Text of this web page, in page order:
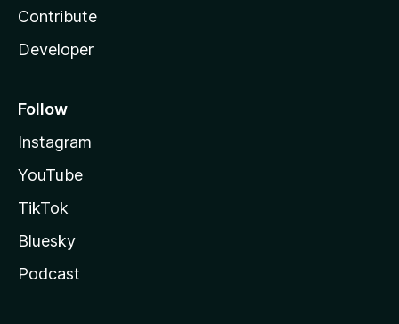
Contribute
Developer
Follow
Instagram
YouTube
TikTok
Bluesky
Podcast